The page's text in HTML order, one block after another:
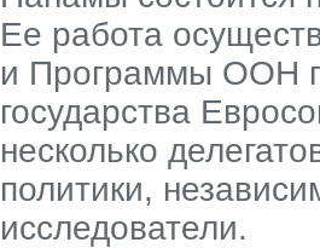
Ее работа
и Программы ООН
государства
несколько
политики,
исследователи.